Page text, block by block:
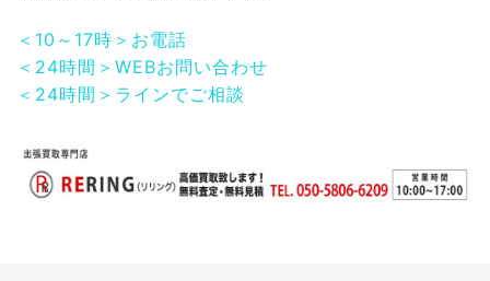
＜10～17時＞お電話
＜24時間＞WEBお問い合わせ
＜24時間＞ラインでご相談